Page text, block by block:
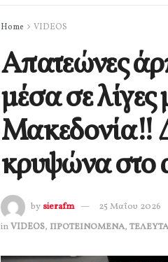
Home VIDEOS
Απατεώνες
μέσα σε λίγες
Μακεδονία!!
κρυψώνα στο
by sierafm
25 Μαΐου 2026
inVIDEOS, ΠΡΟΤΕΙΝΟΜΕΝΑ,